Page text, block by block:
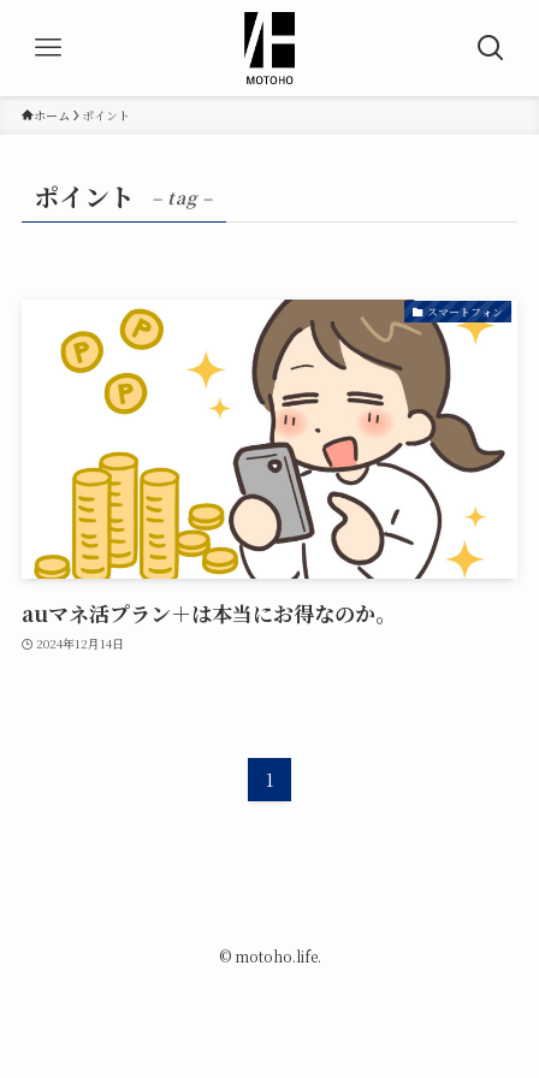
ホーム ポイント
ポイント – tag –
スマートフォン
auマネ活プラン＋は本当にお得なのか。
2024年12月14日
1
©motoho.life.